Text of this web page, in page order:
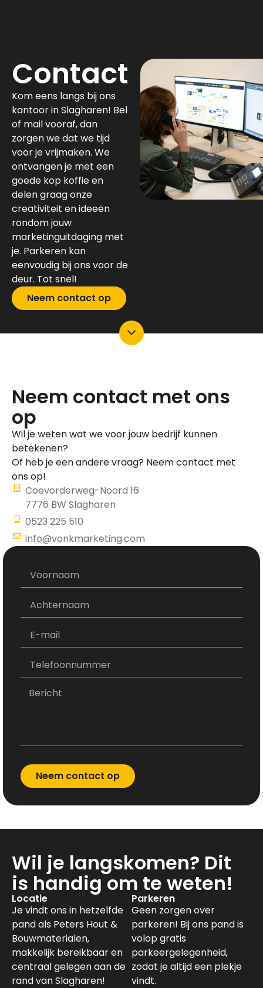
Contact
Kom eens langs bij ons
kantoor in Slagharen! Bel
of mail vooraf, dan
zorgen we dat we tijd
voor je vrijmaken. We
ontvangen je met een
goede kop koffie en
delen graag onze
creativiteit en ideeën
rondom jouw
marketinguitdaging met
je. Parkeren kan
eenvoudig bij ons voor de
deur. Tot snel!
Neem contact op
Neem contact met ons
op
Wil je weten wat we voor jouw bedrijf kunnen
betekenen?
Of heb je een andere vraag? Neem contact met
ons op!
Coevorderweg-Noord 16
7776 BW Slagharen
0523 225 510
info@vonkmarketing.com
Neem contact op
Wil je langskomen? Dit
is handig om te weten!
Locatie
Je vindt ons in hetzelfde
pand als Peters Hout &
Bouwmaterialen,
makkelijk bereikbaar en
centraal gelegen aan de
rand van Slagharen!
Parkeren
Geen zorgen over
parkeren! Bij ons pand is
volop gratis
parkeergelegenheid,
zodat je altijd een plekje
vindt.